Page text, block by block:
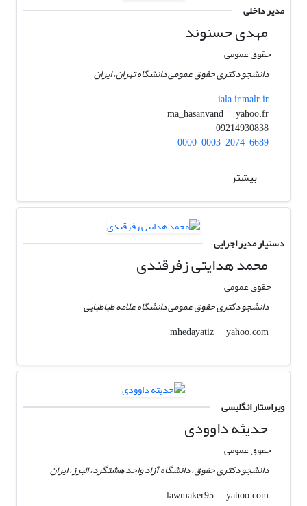
مدیر داخلی
مهدی حسنوند
حقوق عمومی
دانشجو دکتری حقوق عمومی دانشگاه تهران، ایران
iala.ir malr.ir
ma_hasanvand
yahoo.fr
09214930838
0000-0003-2074-6689
بیشتر
دستیار مدیر اجرایی
محمد هدایتی زفرقندی
حقوق عمومی
دانشجو دکتری حقوق عمومی دانشگاه علامه طباطبایی
mhedayatiz
yahoo.com
ویراستار انگلیسی
حدیثه داوودی
حقوق عمومی
دانشجو دکتری حقوق، دانشگاه آزاد واحد هشتگرد، البرز، ایران
lawmaker95
yahoo.com